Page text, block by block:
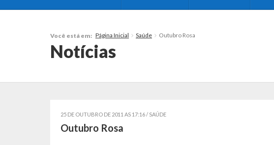
Você está em: Página Inicial Saúde Outubro Rosa
Notícias
25 DE OUTUBRO DE 2011 AS 17:16 / SAÚDE
Outubro Rosa